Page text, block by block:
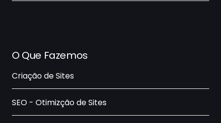
O Que Fazemos
Criação de Sites
SEO - Otimizção de Sites